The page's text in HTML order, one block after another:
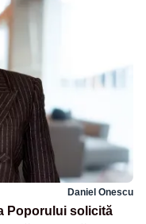
Daniel Onescu
Poporului solicită